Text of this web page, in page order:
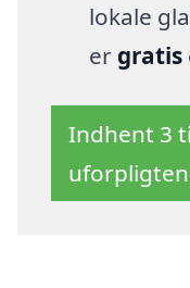
lokale
er gratis
Indhent 3